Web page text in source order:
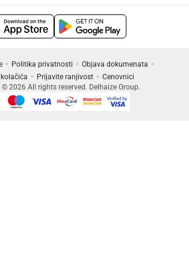
Politika privatnosti
Objava dokumenata
Prijavite ranjivost
Cenovnici
2026 All rights reserved. Delhaize Group.